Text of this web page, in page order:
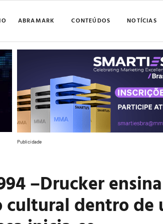
ABRAMARK CONTEÚDOS NOTÍCIAS
Publicidade
–Drucker
cultural dentro de